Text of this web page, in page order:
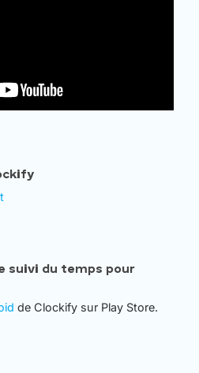
suivi du temps pour
de Clockify sur Play Store.